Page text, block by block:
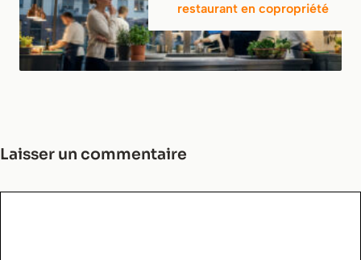
restaurant en copropriété
Laisser un commentaire